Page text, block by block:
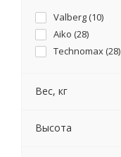
Valberg (10)
Aiko (28)
Technomax (28)
Вес, кг
Высота